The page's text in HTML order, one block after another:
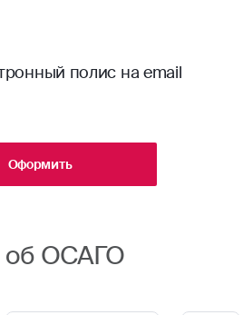
полис на email
Оформить
об ОСАГО